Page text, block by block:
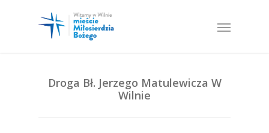
Droga Bł. Jerzego Matulewicza W
Wilnie